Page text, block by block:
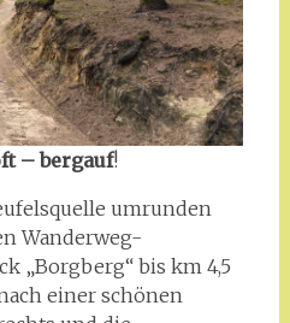
– bergauf!
umrunden
Wanderweg-
„Borgberg“ bis km 4,5
einer schönen